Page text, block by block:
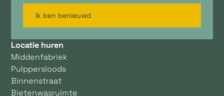
Ik ben benieuwd
Locatie huren
Middenfabriek
Pulppersloods
Binnenstraat
Bietenwasruimte